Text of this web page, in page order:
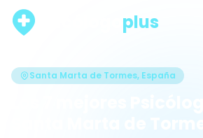
plus
Santa Marta de Tormes, España